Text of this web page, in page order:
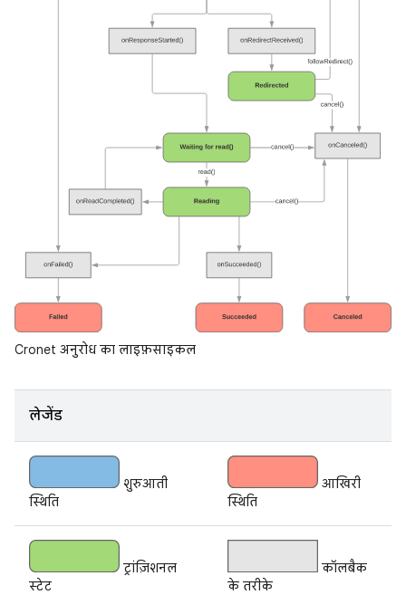
Cronet अनुरोध का लाइफ़साइकल
लेजेंड
शुरुआती
स्थिति
आखिरी
स्थिति
ट्रांज़िशनल
स्टेट
कॉलबैक
के तरीके